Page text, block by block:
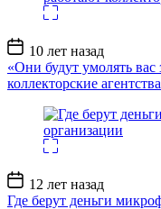
Дата
записи
10 лет назад
«Они будут умолять
коллекторские агентства
Дата
записи
12 лет назад
Где берут деньги